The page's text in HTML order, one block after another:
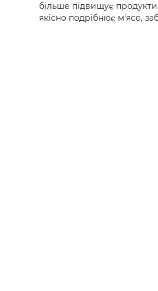
більше підвищує
якісно подрібнює м'ясо,